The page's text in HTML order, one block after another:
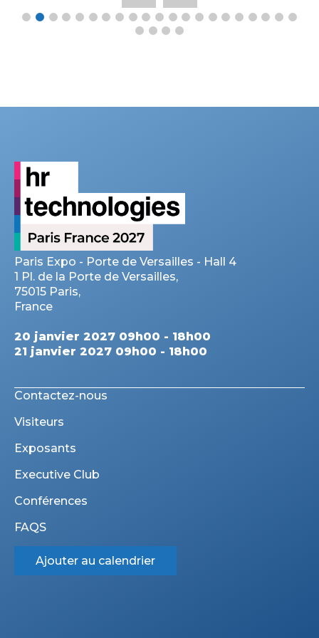
Paris Expo - Porte de Versailles - Hall 4
1 Pl. de la Porte de Versailles,
75015 Paris,
France
20 janvier 2027 09h00 - 18h00
21 janvier 2027 09h00 - 18h00
Contactez-nous
Visiteurs
Exposants
Executive Club
Conférences
FAQS
Ajouter au calendrier